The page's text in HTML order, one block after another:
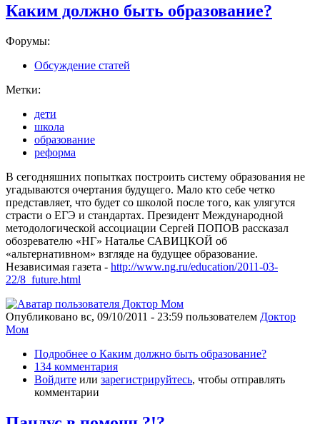
Каким должно быть образование?
Форумы:
Обсуждение статей
Метки:
дети
школа
образование
реформа
В сегодняшних попытках построить систему образования не
угадываются очертания будущего. Мало кто себе четко
представляет, что будет со школой после того, как улягутся
страсти о ЕГЭ и стандартах. Президент Международной
методологической ассоциации Сергей ПОПОВ рассказал
обозревателю «НГ» Наталье САВИЦКОЙ об
«альтернативном» взгляде на будущее образование.
Независимая газета - http://www.ng.ru/education/2011-03-
22/8_future.html
Опубликовано вс, 09/10/2011 - 23:59 пользователем Доктор
Мом
Подробнее о Каким должно быть образование?
134 комментария
Войдите или зарегистрируйтесь, чтобы отправлять
комментарии